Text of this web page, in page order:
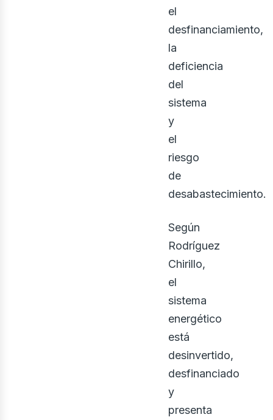
el
desfinanciamiento,
la
deficiencia
del
sistema
y
el
riesgo
de
desabastecimiento.
Según
Rodríguez
Chirillo,
el
sistema
energético
está
desinvertido,
desfinanciado
y
presenta